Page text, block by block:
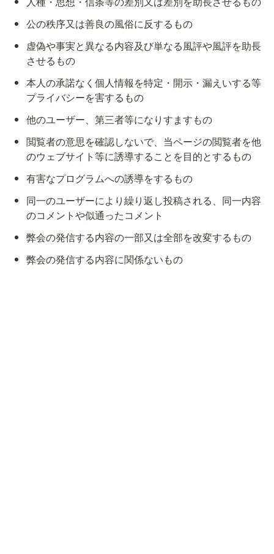
公の秩序又は善良の風俗に反するもの
虚偽や事実と異なる内容及び単なる風評や風評を助長
させるもの
本人の承諾なく個人情報を特定・開示・漏えいする等
プライバシーを害するもの
他のユーザー、第三者等になりすますもの
閲覧者の意思を確認しないで、当ページの閲覧者を他
のウェブサイト等に誘導することを目的とするもの
有害なプログラムへの誘導をするもの
同一のユーザーにより繰り返し投稿される、同一内容
のコメントや似通ったコメント
弊会の発信する内容の一部又は全部を改変するもの
弊会の発信する内容に関係ないもの